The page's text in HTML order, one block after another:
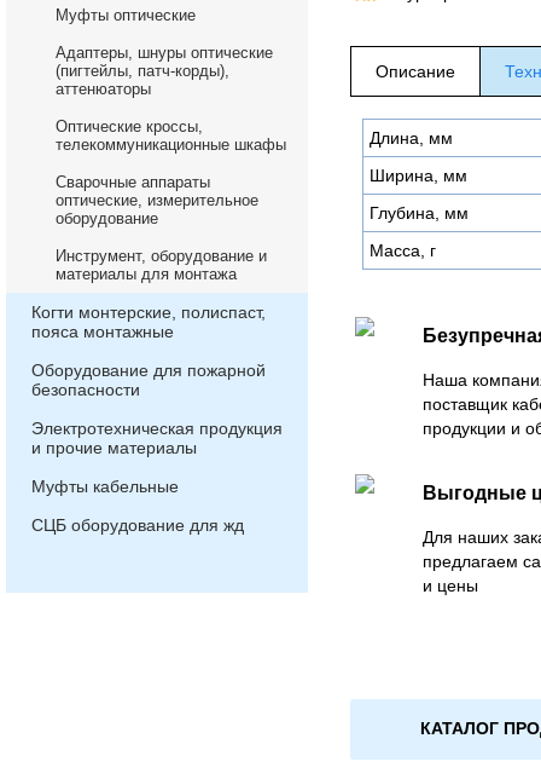
Муфты оптические
Адаптеры, шнуры оптические
(пигтейлы, патч-корды),
аттенюаторы
Оптические кроссы,
телекоммуникационные шкафы
Сварочные аппараты
оптические, измерительное
оборудование
Инструмент, оборудование и
материалы для монтажа
Когти монтерские, полиспаст,
пояса монтажные
Оборудование для пожарной
безопасности
Электротехническая продукция
и прочие материалы
Муфты кабельные
СЦБ оборудование для жд
Описание
Длина, мм
Ширина, мм
Глубина, мм
Масса, г
Наша
поставщик
продукции и
Выгодные
Для наших
предлагаем
и цены
КАТАЛОГ